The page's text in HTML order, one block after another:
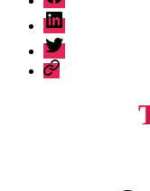
linkedin
twitter
sessionize